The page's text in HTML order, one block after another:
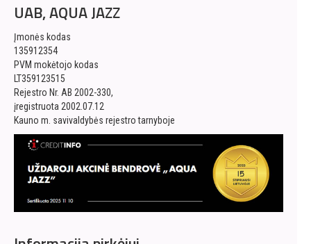
UAB, AQUA JAZZ
Įmonės kodas
135912354
PVM mokėtojo kodas
LT359123515
Rejestro Nr. AB 2002-330,
įregistruota 2002.07.12
Kauno m. savivaldybės rejestro tarnyboje